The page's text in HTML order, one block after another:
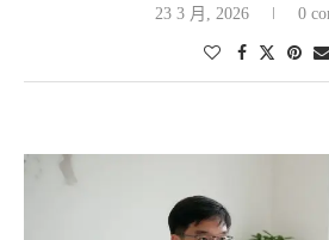
23 3 月, 2026 0